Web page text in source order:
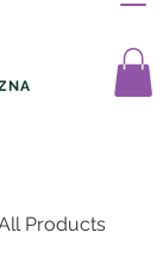
Products